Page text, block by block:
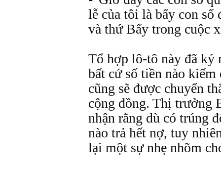
lễ của tôi là bẩy con
và thứ Bẩy trong cuộc
Tổ hợp lô-tô này đã ký
bất cứ số tiền nào
cũng sẽ được chuyển
cộng đồng. Thị trưởng
nhận rằng dù có trúng
nào trả hết nợ, tuy
lại một sự nhẹ nhõm